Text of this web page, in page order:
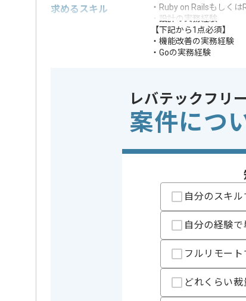
求めるスキル
・Ruby on Railsもしく
・設計の実務経験
【下記から1点必須】
・機能改善の実務経験
・Goの実務経験
・Firebaseの実務経験
・EKSの実務経験
・API開発の実務経験
・CI/CD環境構築や自動
歓迎スキル
・要件定義の
・TypeScript
・AWSの実
・OAuth2の
・DBの設計
・レビュー
・リーダー
・大規模ア
・会計や人事
レバテックフリ
案件につ
自分のスキ
自分の経験
フルリモー
どれくらい